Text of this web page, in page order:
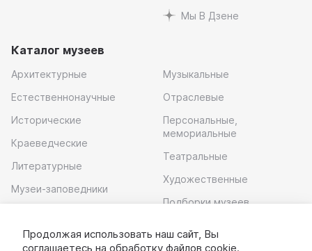
Мы В Дзене
Каталог музеев
Архитектурные
Естественнонаучные
Исторические
Краеведческие
Литературные
Музеи-заповедники
Музыкальные
Отраслевые
Персональные,
мемориальные
Театральные
Художественные
Подборки музеев
Продолжая использовать наш сайт, Вы
соглашаетесь на обработку файлов cookie.